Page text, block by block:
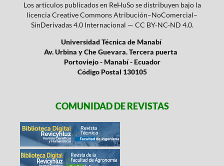
Los artículos publicados en ReHuSo se distribuyen bajo la
licencia Creative Commons Atribución–NoComercial–
SinDerivadas 4.0 Internacional — CC BY-NC-ND 4.0.
Universidad Técnica de Manabí
Av. Urbina y Che Guevara. Tercera puerta
Portoviejo - Manabí - Ecuador
Código Postal 130105
COMUNIDAD DE REVISTAS